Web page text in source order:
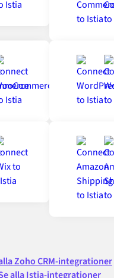
Zoho CRM-integrationer
alla Istia-integrationer